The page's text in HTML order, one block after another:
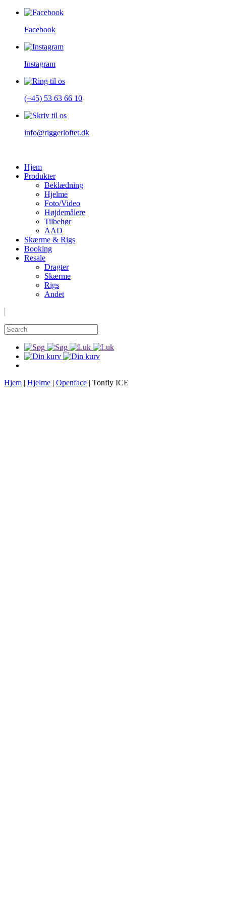
Facebook
Instagram
(+45) 53 63 66 10
info@riggerloftet.dk
Hjem
Produkter
Beklædning
Hjelme
Foto/Video
Højdemålere
Tilbehør
AAD
Skærme & Rigs
Booking
Resale
Dragter
Skærme
Rigs
Andet
Hjem | Hjelme | Openface | Tonfly ICE